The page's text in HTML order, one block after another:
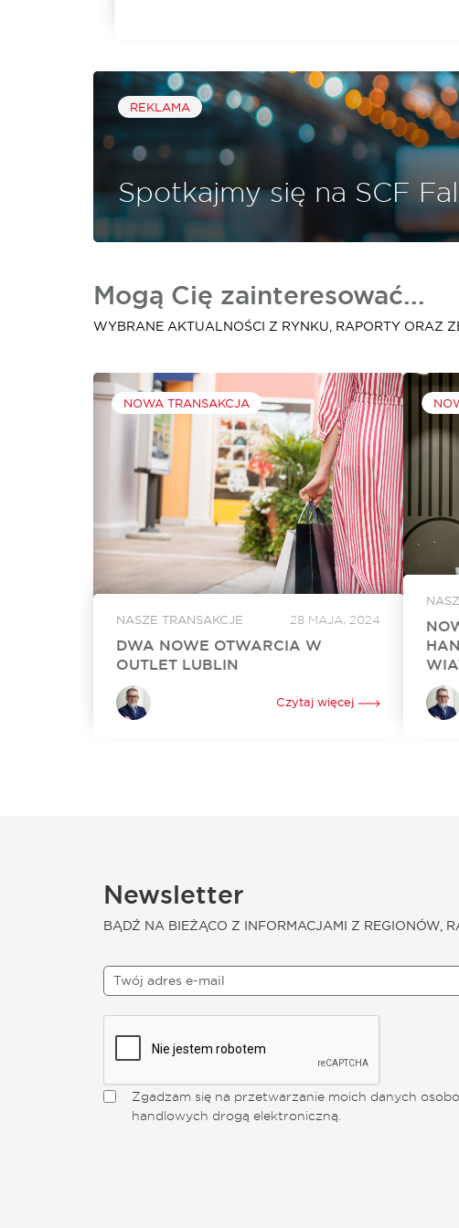
REKLAMA
Spotkajmy się na SCF
Mogą Cię zainteresować...
WYBRANE AKTUALNOŚCI Z RYNKU, RAPORTY ORAZ
NOWA TRANSAKCJA
NASZE TRANSAKCJE 28 MAJA, 2024
DWA NOWE OTWARCIA W
OUTLET LUBLIN
W czerwcu w Outlet Lublin otworzą się dwa
nowe lokale. Na powiększenie swojego
dotychczasowego sklepu o ponad 250 mkw.
Czytaj więcej
860
„Pod
Newsletter
BĄDŹ NA BIEŻĄCO Z INFORMACJAMI Z REGIONÓW,
Zgadzam się na przetwarzanie moich danych
handlowych drogą elektroniczną.